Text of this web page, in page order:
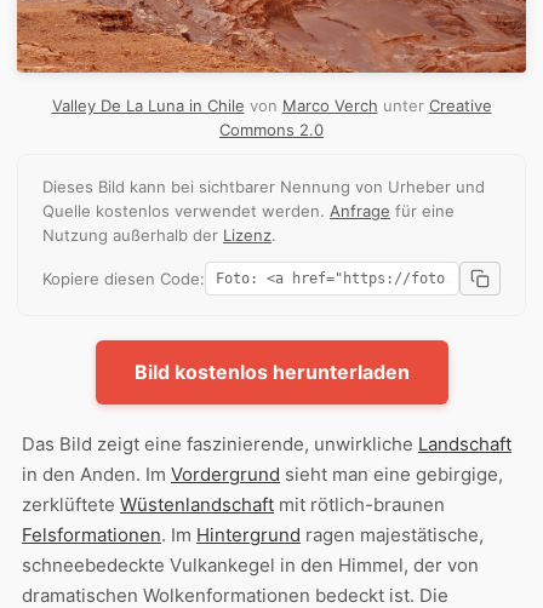
Valley De La Luna in Chile von Marco Verch unter Creative
Commons 2.0
Dieses Bild kann bei sichtbarer Nennung von Urheber und
Quelle kostenlos verwendet werden. Anfrage für eine
Nutzung außerhalb der Lizenz.
Kopiere diesen Code:
Bild kostenlos herunterladen
Das Bild zeigt eine faszinierende, unwirkliche Landschaft
in den Anden. Im Vordergrund sieht man eine gebirgige,
zerklüftete Wüstenlandschaft mit rötlich-braunen
Felsformationen. Im Hintergrund ragen majestätische,
schneebedeckte Vulkankegel in den Himmel, der von
dramatischen Wolkenformationen bedeckt ist. Die